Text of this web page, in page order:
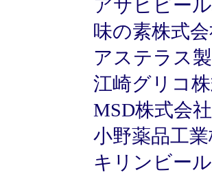
アサヒビー
味の素株式
アステラス
江崎グリコ
MSD株式会社
小野薬品工
キリンビー